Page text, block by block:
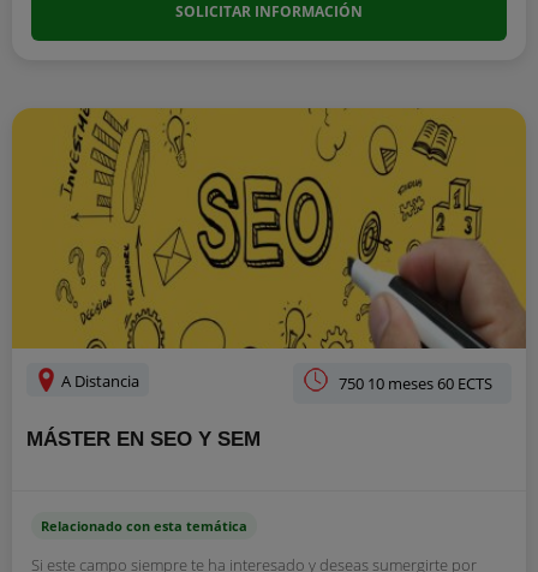
SOLICITAR INFORMACIÓN
A Distancia 750 10 meses 60 ECTS
MÁSTER EN SEO Y SEM
Relacionado con esta temática
Si este campo siempre te ha interesado y deseas sumergirte por